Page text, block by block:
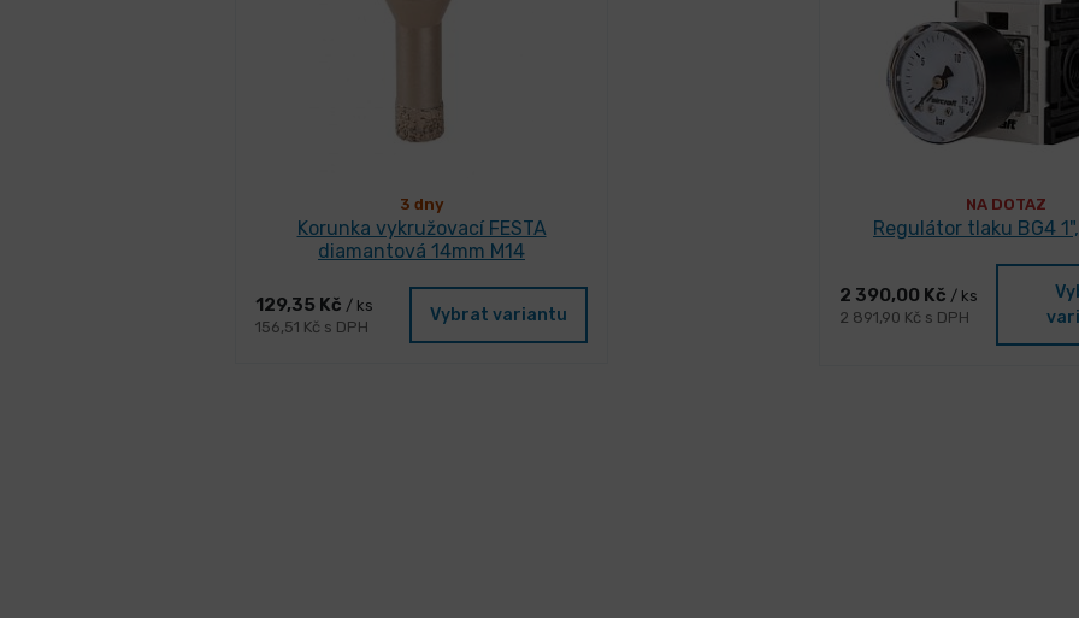
3 dny
Korunka vykružovací FESTA
diamantová 14mm M14
129,35 Kč / ks
156,51 Kč s DPH
Vybrat variantu
NA DOTAZ
Regulátor tlaku BG4
2 390,00 Kč / ks
2 891,90 Kč s DPH